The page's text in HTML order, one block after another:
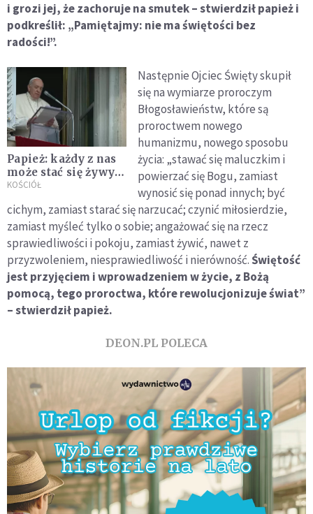
i grozi jej, że zachoruje na smutek – stwierdził papież i
podkreślił: „Pamiętajmy: nie ma świętości bez
radości!”.
Papież: każdy z nas
może stać się żywym
„przekładem”
miłości, które daje
nam Bóg
KOŚCIÓŁ
Następnie Ojciec Święty skupił
się na wymiarze proroczym
Błogosławieństw, które są
proroctwem nowego
humanizmu, nowego sposobu
życia: „stawać się maluczkim i
powierzać się Bogu, zamiast
wynosić się ponad innych; być
cichym, zamiast starać się narzucać; czynić miłosierdzie,
zamiast myśleć tylko o sobie; angażować się na rzecz
sprawiedliwości i pokoju, zamiast żywić, nawet z
przyzwoleniem, niesprawiedliwość i nierówność.Świętość
jest przyjęciem i wprowadzeniem w życie, z Bożą
pomocą, tego proroctwa, które rewolucjonizuje świat”
– stwierdził papież.
DEON.PL POLECA